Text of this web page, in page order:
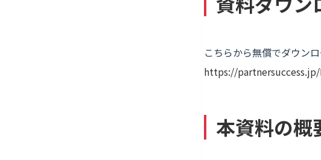
こちらから無償でダウンロ
https://partnersuccess.jp/
本資料の概